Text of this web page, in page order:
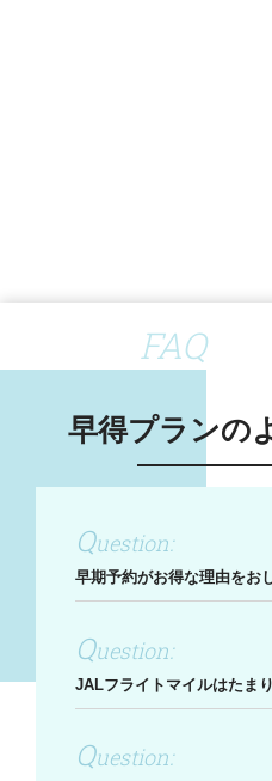
FAQ
早得プランの
早期予約がお得な理由をお
JALフライトマイルはたま